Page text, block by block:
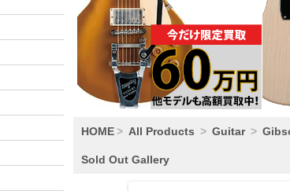
HOME All Products Guitar
Sold Out Gallery